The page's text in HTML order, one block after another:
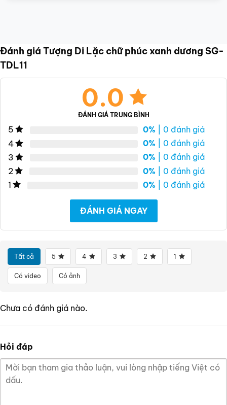
Đánh giá Tượng Di Lặc chữ phúc xanh dương SG-
TDL11
0.0
ĐÁNH GIÁ TRUNG BÌNH
5 0% | 0 đánh giá
4
0% | 0 đánh giá
3
0% | 0 đánh giá
2
0% | 0 đánh giá
1
0% | 0 đánh giá
ĐÁNH GIÁ NGAY
Tất cả 5 4 3 2 1
Có video Có ảnh
Chưa có đánh giá nào.
Hỏi đáp